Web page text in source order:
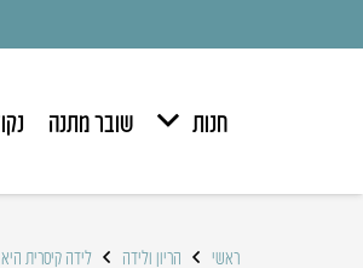
חנות שובר מתנה
ראשי הריון ולידה לידה קיסרית